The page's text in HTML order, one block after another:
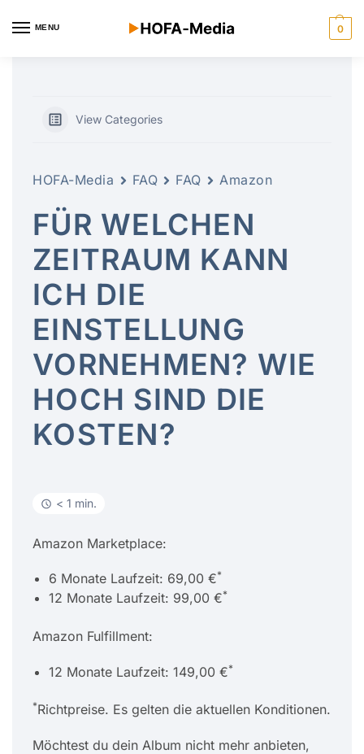
MENU 0
View Categories
HOFA-Media FAQ FAQ Amazon
FÜR WELCHEN
ZEITRAUM KANN
ICH DIE
EINSTELLUNG
VORNEHMEN? WIE
HOCH SIND DIE
KOSTEN?
< 1 min.
Amazon Marketplace:
6 Monate Laufzeit: 69,00 €*
12 Monate Laufzeit: 99,00 €*
Amazon Fulfillment:
12 Monate Laufzeit: 149,00 €*
*Richtpreise. Es gelten die aktuellen Konditionen.
Möchtest du dein Album nicht mehr anbieten,